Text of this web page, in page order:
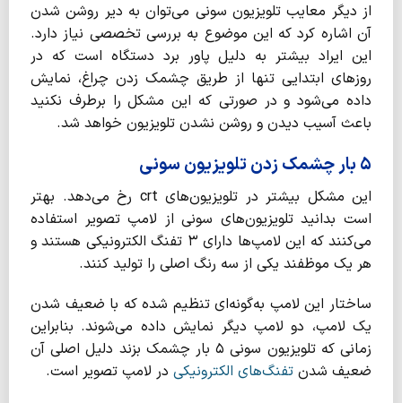
از دیگر معایب تلویزیون سونی می‌توان به دیر روشن شدن
آن اشاره کرد که این موضوع به بررسی تخصصی نیاز دارد.
این ایراد بیشتر به دلیل پاور برد دستگاه است که در
روزهای ابتدایی تنها از طریق چشمک زدن چراغ، نمایش
داده می‌شود و در صورتی که این مشکل را برطرف نکنید
باعث آسیب دیدن و روشن نشدن تلویزیون خواهد شد.
۵ بار چشمک زدن تلویزیون سونی
این مشکل بیشتر در تلویزیون‌های crt رخ می‌دهد. بهتر
است بدانید تلویزیون‌های سونی از لامپ تصویر استفاده
می‌کنند که این لامپ‌ها دارای ۳ تفنگ الکترونیکی هستند و
هر یک موظفند یکی از سه رنگ اصلی را تولید کنند.
ساختار این لامپ به‌گونه‌ای تنظیم شده که با ضعیف شدن
یک لامپ، دو لامپ دیگر نمایش داده می‌شوند. بنابراین
زمانی که تلویزیون سونی ۵ بار چشمک بزند دلیل اصلی آن
ضعیف شدن تفنگ‌های الکترونیکی در لامپ تصویر است.